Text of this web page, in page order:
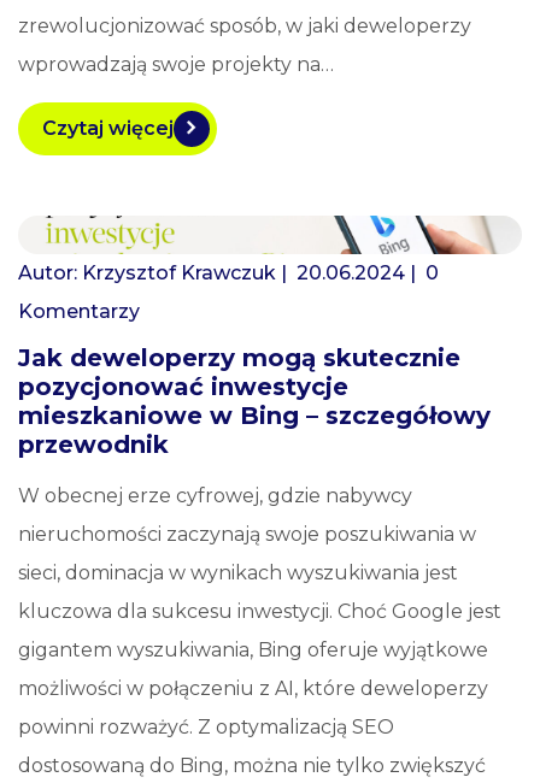
zrewolucjonizować sposób, w jaki deweloperzy
wprowadzają swoje projekty na…
Czytaj więcej
Autor: Krzysztof Krawczuk | 20.06.2024 | 0
Komentarzy
Jak deweloperzy mogą skutecznie
pozycjonować inwestycje
mieszkaniowe w Bing – szczegółowy
przewodnik
W obecnej erze cyfrowej, gdzie nabywcy
nieruchomości zaczynają swoje poszukiwania w
sieci, dominacja w wynikach wyszukiwania jest
kluczowa dla sukcesu inwestycji. Choć Google jest
gigantem wyszukiwania, Bing oferuje wyjątkowe
możliwości w połączeniu z AI, które deweloperzy
powinni rozważyć. Z optymalizacją SEO
dostosowaną do Bing, można nie tylko zwiększyć